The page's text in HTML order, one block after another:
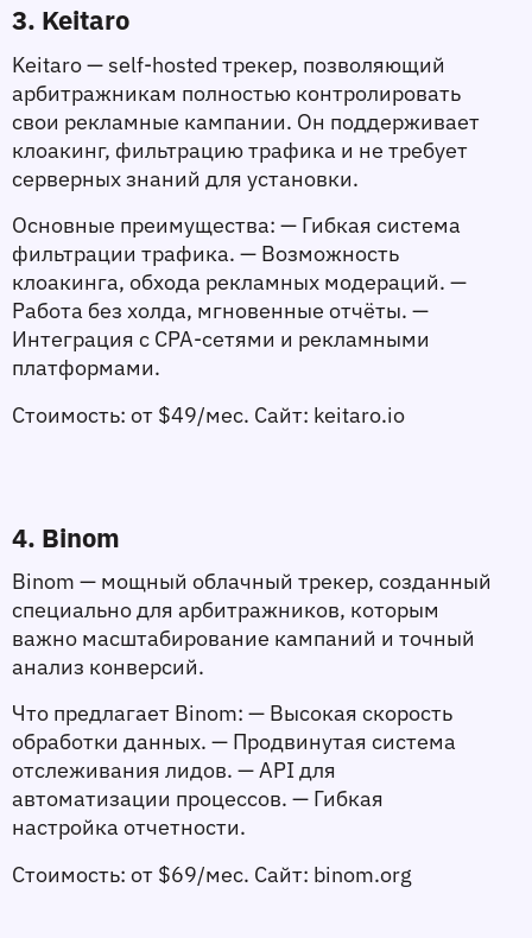
3. Keitaro
Keitaro — self-hosted трекер, позволяющий
арбитражникам полностью контролировать
свои рекламные кампании. Он поддерживает
клоакинг, фильтрацию трафика и не требует
серверных знаний для установки.
Основные преимущества: — Гибкая система
фильтрации трафика. — Возможность
клоакинга, обхода рекламных модераций. —
Работа без холда, мгновенные отчёты. —
Интеграция с CPA-сетями и рекламными
платформами.
Стоимость: от $49/мес. Сайт: keitaro.io
4. Binom
Binom — мощный облачный трекер, созданный
специально для арбитражников, которым
важно масштабирование кампаний и точный
анализ конверсий.
Что предлагает Binom: — Высокая скорость
обработки данных. — Продвинутая система
отслеживания лидов. — API для
автоматизации процессов. — Гибкая
настройка отчетности.
Стоимость: от $69/мес. Сайт: binom.org